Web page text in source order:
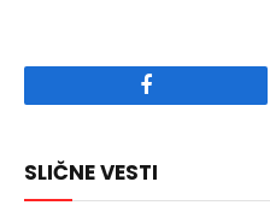
Facebook
SLIČNE VESTI